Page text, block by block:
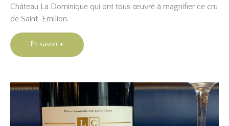
Château La Dominique qui ont tous œuvré à magnifier ce cru
de Saint-Emilion.
En savoir +